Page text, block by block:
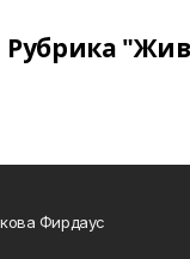
Рубрика
Фирдаус